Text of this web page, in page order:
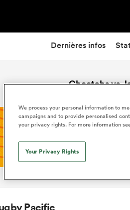
Dernières infos
Cheetahs vs
Pacific
We process your personal information to
campaigns and to provide personalised
your privacy rights. For more information
Your Privacy Rights